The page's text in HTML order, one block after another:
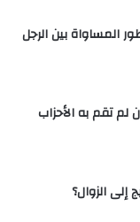
المساواة بين الرجل
لم تقم به الأحزاب
الزوال؟